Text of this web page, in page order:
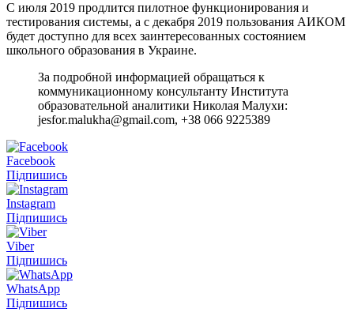
С июля 2019 продлится пилотное функционирования и
тестирования системы, а с декабря 2019 пользования АИКОМ
будет доступно для всех заинтересованных состоянием
школьного образования в Украине.
За подробной информацией обращаться к
коммуникационному консультанту Института
образовательной аналитики Николая Малухи:
jesfor.malukha@gmail.com, +38 066 9225389
Facebook
Підпишись
Instagram
Підпишись
Viber
Підпишись
WhatsApp
Підпишись